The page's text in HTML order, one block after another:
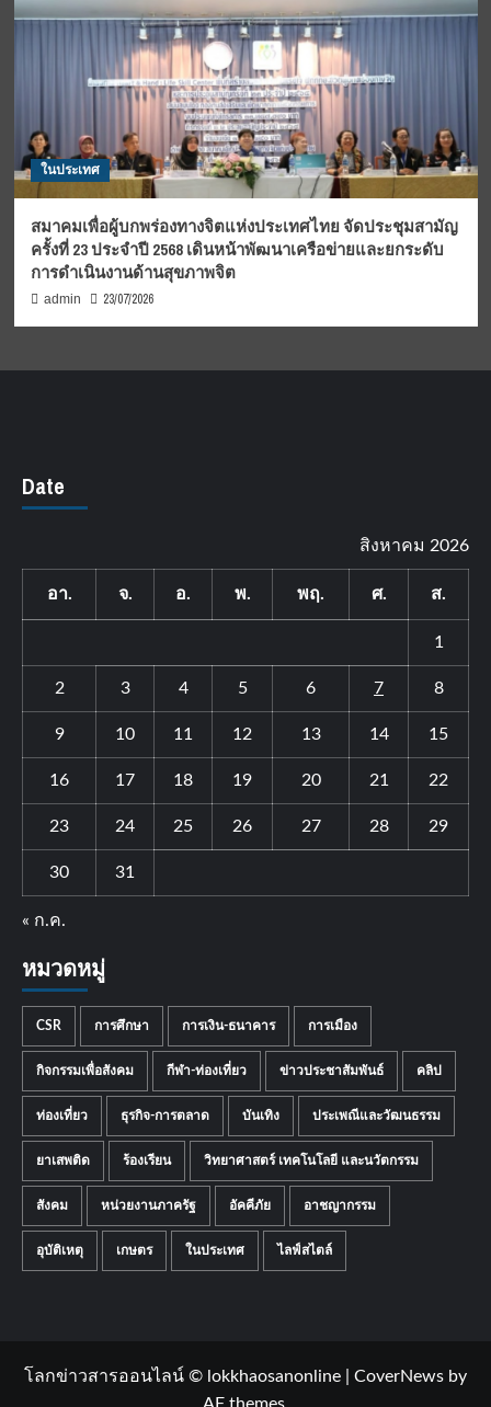
ในประเทศ
สมาคมเพื่อผู้บกพร่องทางจิตแห่งประเทศไทย จัดประชุมสามัญ
ครั้งที่ 23 ประจำปี 2568 เดินหน้าพัฒนาเครือข่ายและยกระดับ
การดำเนินงานด้านสุขภาพจิต
admin 23/07/2026
Date
สิงหาคม 2026
อา. จ. อ. พ. พฤ. ศ. ส.
1
2 3 4 5 6 7 8
9 10 11 12 13 14 15
16 17 18 19 20 21 22
23 24 25 26 27 28 29
30 31
« ก.ค.
หมวดหมู่
CSR การศึกษา การเงิน-ธนาคาร การเมือง
กิจกรรมเพื่อสังคม กีฬา-ท่องเที่ยว ข่าวประชาสัมพันธ์ คลิป
ท่องเที่ยว ธุรกิจ-การตลาด บันเทิง ประเพณีและวัฒนธรรม
ยาเสพติด ร้องเรียน วิทยาศาสตร์ เทคโนโลยี และนวัตกรรม
สังคม หน่วยงานภาครัฐ อัคคีภัย อาชญากรรม
อุบัติเหตุ เกษตร ในประเทศ ไลฟ์สไตล์
โลกข่าวสารออนไลน์ © lokkhaosanonline CoverNews by